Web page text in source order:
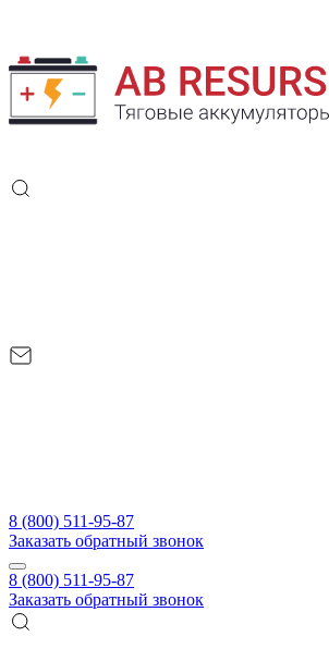
8 (800) 511-95-87
Заказать обратный звонок
8 (800) 511-95-87
Заказать обратный звонок